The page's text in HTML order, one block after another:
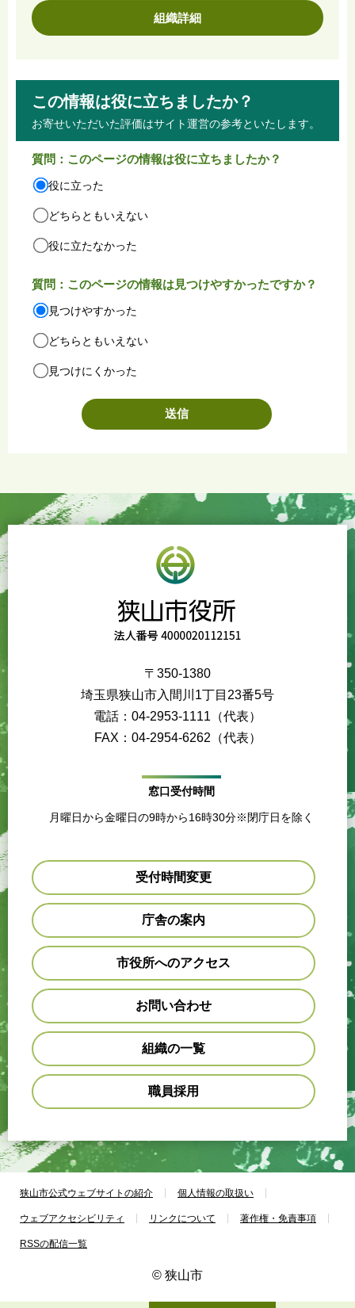
組織詳細
この情報は役に立ちましたか？
お寄せいただいた評価はサイト運営の参考といたします。
質問：このページの情報は役に立ちましたか？
役に立った
どちらともいえない
役に立たなかった
質問：このページの情報は見つけやすかったですか？
見つけやすかった
どちらともいえない
見つけにくかった
〒350-1380
埼玉県狭山市入間川1丁目23番5号
電話：04-2953-1111（代表）
FAX：04-2954-6262（代表）
窓口受付時間
月曜日から金曜日の9時から16時30分※閉庁日を除く
受付時間変更
庁舎の案内
市役所へのアクセス
お問い合わせ
組織の一覧
職員採用
狭山市公式ウェブサイトの紹介 個人情報の取扱い
ウェブアクセシビリティ リンクについて 著作権・免責事項
RSSの配信一覧
© 狭山市